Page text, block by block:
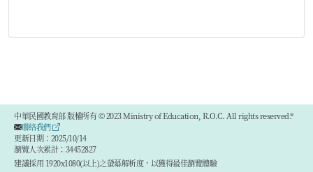
中華民國教育部 版權所有 © 2023 Ministry of Education, R.O.C. All rights reserved.®
聯絡我們
更新日期：2025/10/14
瀏覽人次累計：34452827
建議採用 1920x1080(以上)之螢幕解析度，以獲得最佳瀏覽體驗